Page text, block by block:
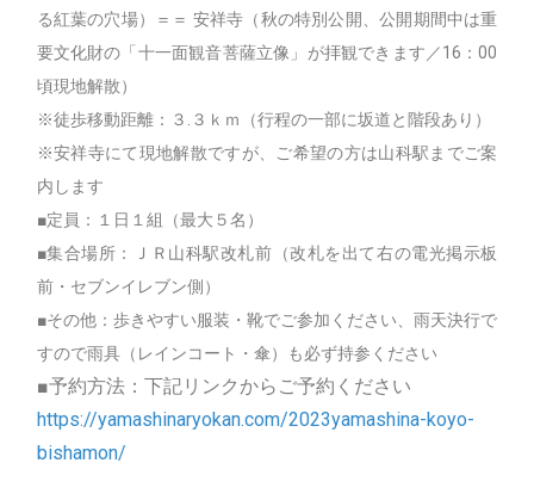
る紅葉の穴場）＝＝ 安祥寺（秋の特別公開、公開期間中は重
要文化財の「十一面観音菩薩立像」が拝観できます／16：00
頃現地解散）
※徒歩移動距離：３.３ｋｍ（行程の一部に坂道と階段あり）
※安祥寺にて現地解散ですが、ご希望の方は山科駅までご案
内します
■定員：１日１組（最大５名）
■集合場所：ＪＲ山科駅改札前（改札を出て右の電光掲示板
前・セブンイレブン側）
■その他：歩きやすい服装・靴でご参加ください、雨天決行で
すので雨具（レインコート・傘）も必ず持参ください
■予約方法：下記リンクからご予約ください
https://yamashinaryokan.com/2023yamashina-koyo-
bishamon/